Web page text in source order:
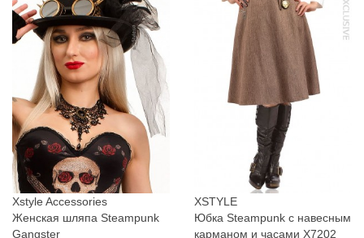
Xstyle Accessories
Женская шляпа Steampunk
Gangster
XSTYLE
Юбка Steampunk с навесным
карманом и часами X7202